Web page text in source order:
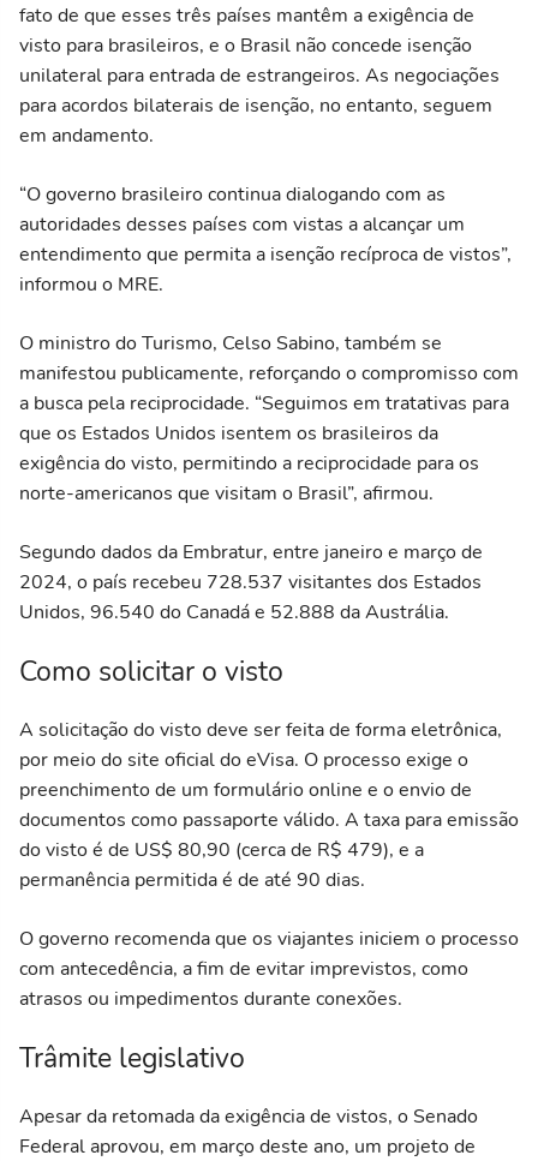
fato de que esses três países mantêm a exigência de
visto para brasileiros, e o Brasil não concede isenção
unilateral para entrada de estrangeiros. As negociações
para acordos bilaterais de isenção, no entanto, seguem
em andamento.
“O governo brasileiro continua dialogando com as
autoridades desses países com vistas a alcançar um
entendimento que permita a isenção recíproca de vistos”,
informou o MRE.
O ministro do Turismo, Celso Sabino, também se
manifestou publicamente, reforçando o compromisso com
a busca pela reciprocidade. “Seguimos em tratativas para
que os Estados Unidos isentem os brasileiros da
exigência do visto, permitindo a reciprocidade para os
norte-americanos que visitam o Brasil”, afirmou.
Segundo dados da Embratur, entre janeiro e março de
2024, o país recebeu 728.537 visitantes dos Estados
Unidos, 96.540 do Canadá e 52.888 da Austrália.
Como solicitar o visto
A solicitação do visto deve ser feita de forma eletrônica,
por meio do site oficial do eVisa. O processo exige o
preenchimento de um formulário online e o envio de
documentos como passaporte válido. A taxa para emissão
do visto é de US$ 80,90 (cerca de R$ 479), e a
permanência permitida é de até 90 dias.
O governo recomenda que os viajantes iniciem o processo
com antecedência, a fim de evitar imprevistos, como
atrasos ou impedimentos durante conexões.
Trâmite legislativo
Apesar da retomada da exigência de vistos, o Senado
Federal aprovou, em março deste ano, um projeto de